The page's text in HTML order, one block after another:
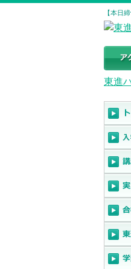
【本日
東進